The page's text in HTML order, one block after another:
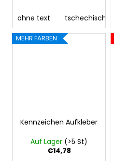
ohne text tschechisch
MEHR FARBEN
Kennzeichen Aufkleber
Auf Lager (>5 St)
€14,78